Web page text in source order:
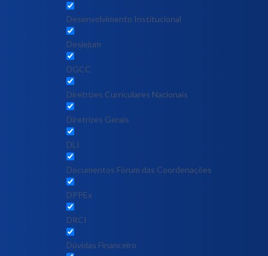
Desenvolvimento Institucional
Desjejum
DGCC
Diretrizes Curriculares Nacionais
Diretrizes Gerais
DLI
Documentos Fórum das Coordenações
DPPEx
DRCI
Dúvidas Financeiro